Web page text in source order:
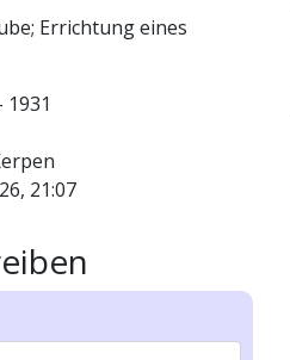
Errichtung eines
1931
21:07